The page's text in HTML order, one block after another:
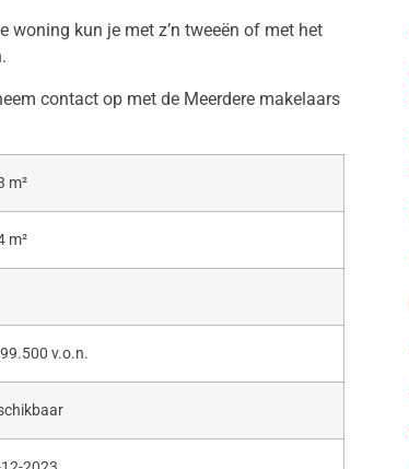
woning kun je met z’n tweeën of met het
contact op met de Meerdere makelaars
m²
m²
v.o.n.